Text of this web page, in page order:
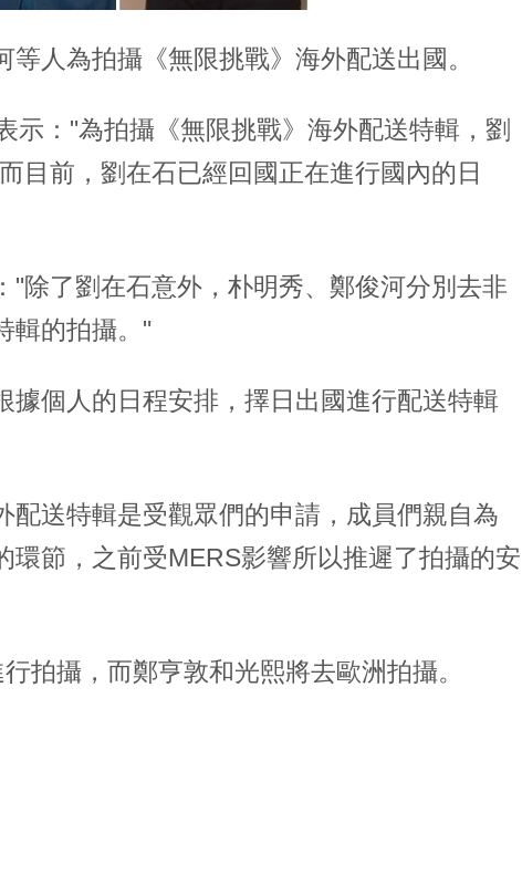
人為拍攝《無限挑戰》海外配送出國。
示："為拍攝《無限挑戰》海外配送特輯，劉
目前，劉在石已經回國正在進行國內的日
"除了劉在石意外，朴明秀、鄭俊河分別去非
輯的拍攝。"
據個人的日程安排，擇日出國進行配送特輯
配送特輯是受觀眾們的申請，成員們親自為
環節，之前受MERS影響所以推遲了拍攝的安
拍攝，而鄭亨敦和光熙將去歐洲拍攝。